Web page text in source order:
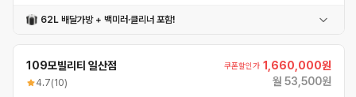
62L 배달가방 + 백미러·클리너 포함!
109모빌리티 일산점
4.7(10)
쿠폰할인가 1,660,000원
월 53,500원